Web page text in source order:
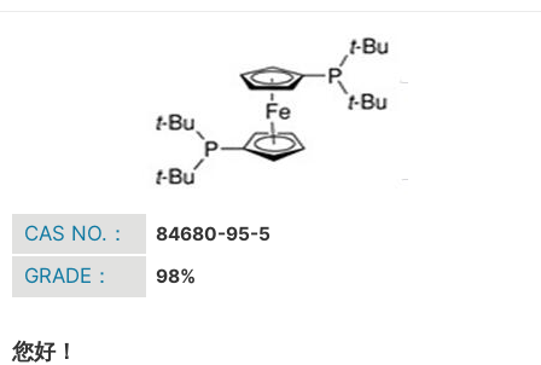
CAS NO.： 84680-95-5
GRADE： 98%
您好！